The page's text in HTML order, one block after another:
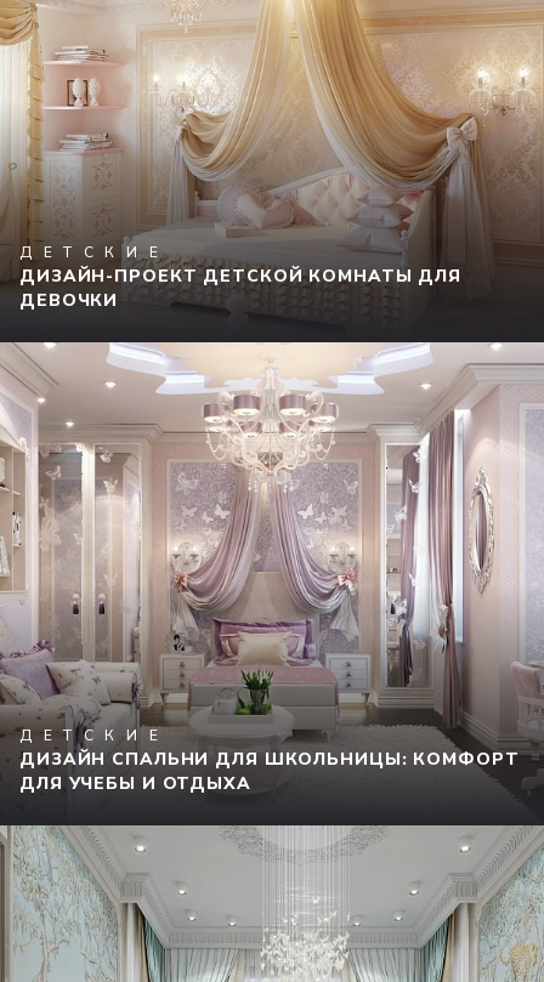
ДЕТСКИЕ
ДИЗАЙН-ПРОЕКТ ДЕТСКОЙ КОМНАТЫ ДЛЯ
ДЕВОЧКИ
ДЕТСКИЕ
ДИЗАЙН СПАЛЬНИ ДЛЯ ШКОЛЬНИЦЫ: КОМФОРТ
ДЛЯ УЧЕБЫ И ОТДЫХА